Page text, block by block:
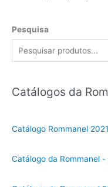
Pesquisa
Catálogos da
Catálogo Rommanel
Catálogo da Rommanel